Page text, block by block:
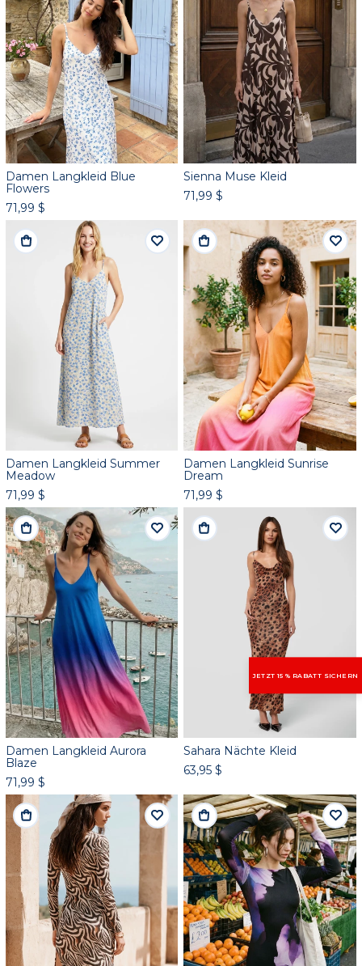
Damen Langkleid Blue
Flowers
71,99 $
Sienna Muse Kleid
71,99 $
Damen Langkleid Summer
Meadow
71,99 $
Damen Langkleid Sunrise
Dream
71,99 $
Damen Langkleid Aurora
Blaze
71,99 $
Sahara Nächte Kleid
63,95 $
JETZT 15 % RABATT SICHERN